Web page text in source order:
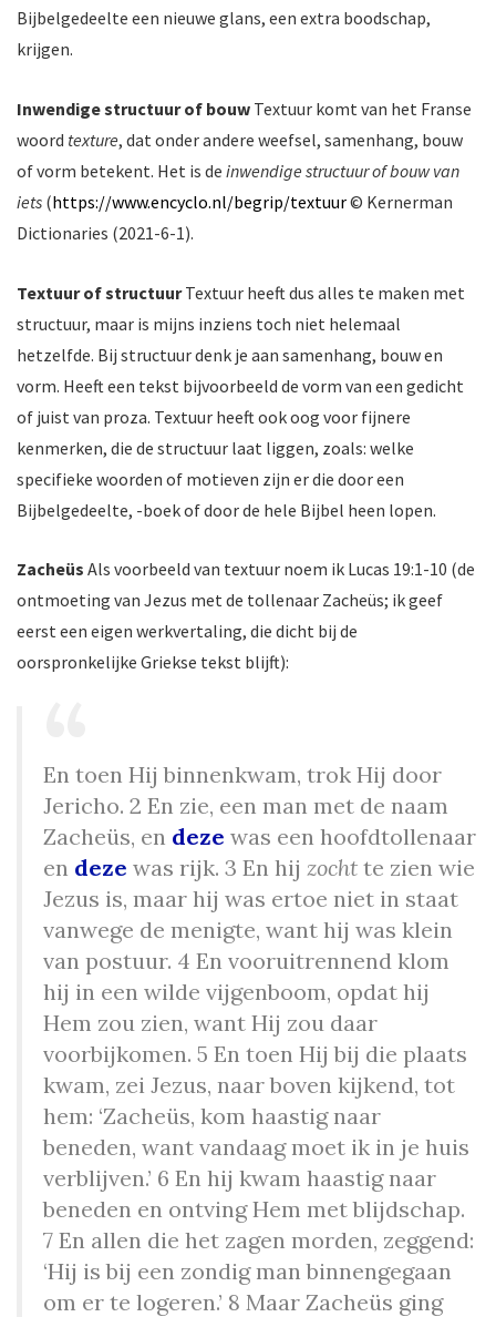
Bijbelgedeelte een nieuwe glans, een extra boodschap,
krijgen.
Inwendige structuur of bouw Textuur komt van het Franse
woord texture, dat onder andere weefsel, samenhang, bouw
of vorm betekent. Het is de inwendige structuur of bouw van
iets (https://www.encyclo.nl/begrip/textuur© Kernerman
Dictionaries (2021-6-1).
Textuur of structuurTextuur heeft dus alles te maken met
structuur, maar is mijns inziens toch niet helemaal
hetzelfde. Bij structuur denk je aan samenhang, bouw en
vorm. Heeft een tekst bijvoorbeeld de vorm van een gedicht
of juist van proza. Textuur heeft ook oog voor fijnere
kenmerken, die de structuur laat liggen, zoals: welke
specifieke woorden of motieven zijn er die door een
Bijbelgedeelte, -boek of door de hele Bijbel heen lopen.
Zacheüs Als voorbeeld van textuur noem ik Lucas 19:1-10 (de
ontmoeting van Jezus met de tollenaar Zacheüs; ik geef
eerst een eigen werkvertaling, die dicht bij de
oorspronkelijke Griekse tekst blijft):
En toen Hij binnenkwam, trok Hij door
Jericho. 2 En zie, een man met de naam
Zacheüs, en deze was een hoofdtollenaar
en deze was rijk. 3 En hij zocht te zien wie
Jezus is, maar hij was ertoe niet in staat
vanwege de menigte, want hij was klein
van postuur. 4 En vooruitrennend klom
hij in een wilde vijgenboom, opdat hij
Hem zou zien, want Hij zou daar
voorbijkomen. 5 En toen Hij bij die plaats
kwam, zei Jezus, naar boven kijkend, tot
hem: ‘Zacheüs, kom haastig naar
beneden, want vandaag moet ik in je huis
verblijven.’ 6 En hij kwam haastig naar
beneden en ontving Hem met blijdschap.
7 En allen die het zagen morden, zeggend:
‘Hij is bij een zondig man binnengegaan
om er te logeren.’ 8 Maar Zacheüs ging